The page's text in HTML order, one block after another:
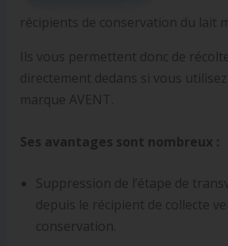
récipients de conservation du lait
Ils vous permettent donc de
directement dedans si vous
marque AVENT.
Ses avantages sont nombreux :
Suppression de l’étape de
depuis le récipient de collecte
conservation.